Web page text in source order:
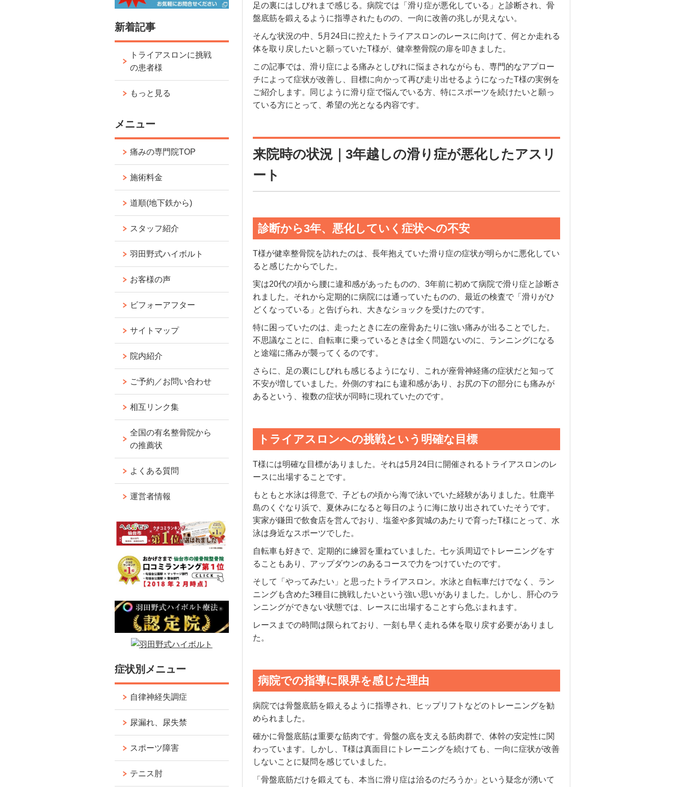
足の裏にはしびれまで感じる。病院では「滑り症が悪化している」と診断され、骨
盤底筋を鍛えるように指導されたものの、一向に改善の兆しが見えない。
そんな状況の中、5月24日に控えたトライアスロンのレースに向けて、何とか走れる
体を取り戻したいと願っていたT様が、健幸整骨院の扉を叩きました。
この記事では、滑り症による痛みとしびれに悩まされながらも、専門的なアプロー
チによって症状が改善し、目標に向かって再び走り出せるようになったT様の実例を
ご紹介します。同じように滑り症で悩んでいる方、特にスポーツを続けたいと願っ
ている方にとって、希望の光となる内容です。
来院時の状況｜3年越しの滑り症が悪化したアスリ
ート
診断から3年、悪化していく症状への不安
T様が健幸整骨院を訪れたのは、長年抱えていた滑り症の症状が明らかに悪化してい
ると感じたからでした。
実は20代の頃から腰に違和感があったものの、3年前に初めて病院で滑り症と診断さ
れました。それから定期的に病院には通っていたものの、最近の検査で「滑りがひ
どくなっている」と告げられ、大きなショックを受けたのです。
特に困っていたのは、走ったときに左の座骨あたりに強い痛みが出ることでした。
不思議なことに、自転車に乗っているときは全く問題ないのに、ランニングになる
と途端に痛みが襲ってくるのです。
さらに、足の裏にしびれも感じるようになり、これが座骨神経痛の症状だと知って
不安が増していました。外側のすねにも違和感があり、お尻の下の部分にも痛みが
あるという、複数の症状が同時に現れていたのです。
トライアスロンへの挑戦という明確な目標
T様には明確な目標がありました。それは5月24日に開催されるトライアスロンのレ
ースに出場することです。
もともと水泳は得意で、子どもの頃から海で泳いでいた経験がありました。牡鹿半
島のくぐなり浜で、夏休みになると毎日のように海に放り出されていたそうです。
実家が鎌田で飲食店を営んでおり、塩釜や多賀城のあたりで育ったT様にとって、水
泳は身近なスポーツでした。
自転車も好きで、定期的に練習を重ねていました。七ヶ浜周辺でトレーニングをす
ることもあり、アップダウンのあるコースで力をつけていたのです。
そして「やってみたい」と思ったトライアスロン。水泳と自転車だけでなく、ラン
ニングも含めた3種目に挑戦したいという強い思いがありました。しかし、肝心のラ
ンニングができない状態では、レースに出場することすら危ぶまれます。
レースまでの時間は限られており、一刻も早く走れる体を取り戻す必要がありまし
た。
病院での指導に限界を感じた理由
病院では骨盤底筋を鍛えるように指導され、ヒップリフトなどのトレーニングを勧
められました。
確かに骨盤底筋は重要な筋肉です。骨盤の底を支える筋肉群で、体幹の安定性に関
わっています。しかし、T様は真面目にトレーニングを続けても、一向に症状が改善
しないことに疑問を感じていました。
「骨盤底筋だけを鍛えても、本当に滑り症は治るのだろうか」という疑念が湧いて
新着記事
トライアスロンに挑戦
の患者様
もっと見る
メニュー
痛みの専門院TOP
施術料金
道順(地下鉄から)
スタッフ紹介
羽田野式ハイボルト
お客様の声
ビフォーアフター
サイトマップ
院内紹介
ご予約／お問い合わせ
相互リンク集
全国の有名整骨院から
の推薦状
よくある質問
運営者情報
症状別メニュー
自律神経失調症
尿漏れ、尿失禁
スポーツ障害
テニス肘